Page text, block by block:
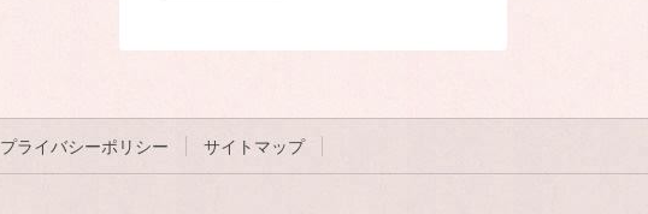
プライバシーポリシー サイトマップ